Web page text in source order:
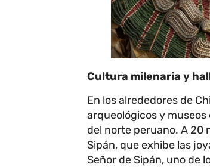
Cultura milenaria y
En los alrededores de
arqueológicos y
del norte peruano. A 20
Sipán, que exhibe las
Señor de Sipán, uno de